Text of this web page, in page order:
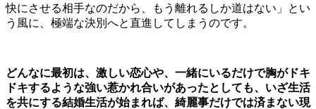
快にさせる相手なのだから、もう離れるしか道はない」とい
う風に、極端な決別へと直進してしまうのです。
どんなに最初は、激しい恋心や、一緒にいるだけで胸がドキ
ドキするような強い惹かれ合いがあったとしても、いざ生活
を共にする結婚生活が始まれば、綺麗事だけでは済まない現